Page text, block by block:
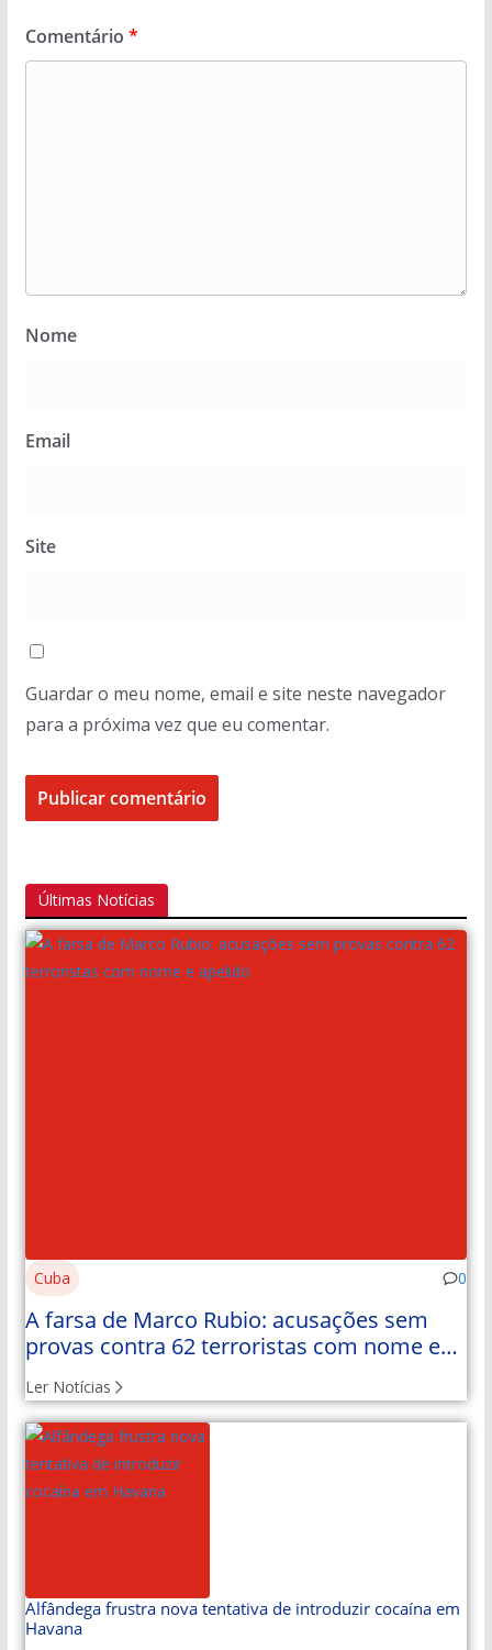
Comentário *
Nome
Email
Site
Guardar o meu nome, email e site neste navegador
para a próxima vez que eu comentar.
Últimas Notícias
Cuba 0
A farsa de Marco Rubio: acusações sem
provas contra 62 terroristas com nome e
Ler Notícias
Alfândega frustra nova tentativa de introduzir cocaína em
Havana